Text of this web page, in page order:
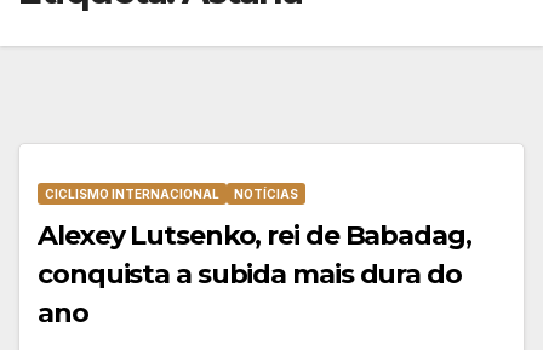
CICLISMO INTERNACIONAL NOTÍCIAS
Alexey Lutsenko, rei de Babadag,
conquista a subida mais dura do
ano